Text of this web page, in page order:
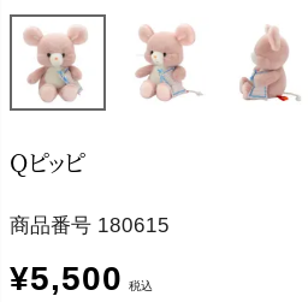
Qピッピ
商品番号 180615
¥5,500 税込